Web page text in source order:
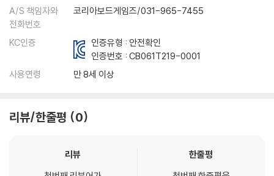
A/S 책임자와
전화번호
코리아보드게임즈/031-965-7455
KC인증
인증유형 : 안전확인
인증번호 :CB061T219-0001
사용연령
만 8세 이상
리뷰/한줄평 0
리뷰
한줄평